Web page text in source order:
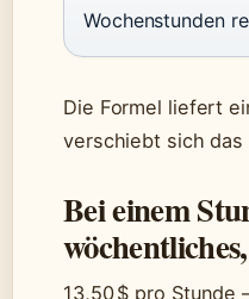
Wochenstunden
Die Formel liefert
verschiebt sich das
Bei einem
13,50 $ pro Stunde